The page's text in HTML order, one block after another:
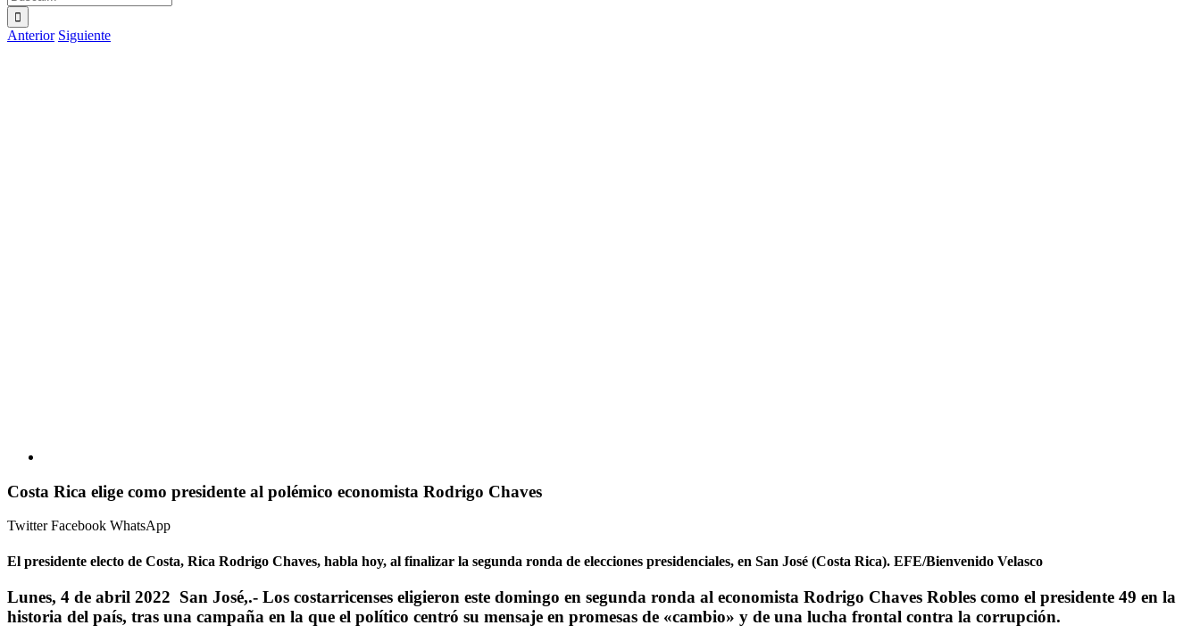
Anterior Siguiente
Costa Rica elige como presidente al polémico economista Rodrigo Chaves
TwitterFacebook WhatsApp
El presidente electo de Costa, Rica Rodrigo Chaves, habla hoy, al finalizar la segunda ronda de elecciones presidenciales, en San José (Costa Rica). EFE/Bienvenido Velasco
Lunes, 4 de abril 2022 San José,.- Los costarricenses eligieron este domingo en segunda ronda al economista Rodrigo Chaves Robles como el presidente 49 en la
historia del país, tras una campaña en la que el político centró su mensaje en promesas de «cambio» y de una lucha frontal contra la corrupción.